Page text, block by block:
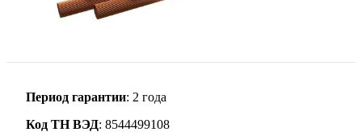
Период гарантии: 2 года
Код ТН ВЭД: 8544499108